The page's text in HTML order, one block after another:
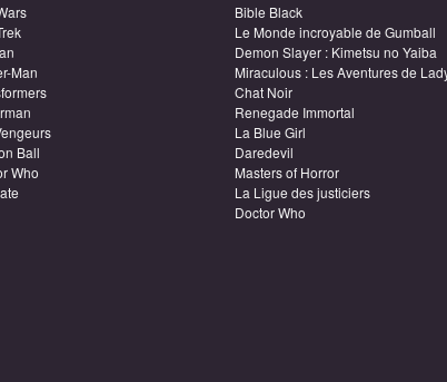
Man
Ball
Who
Bible Black
Le Monde incroyable de Gumball
Demon Slayer : Kimetsu no Yaiba
Miraculous : Les Aventures de
Chat Noir
Renegade Immortal
La Blue Girl
Daredevil
Masters of Horror
La Ligue des justiciers
Doctor Who